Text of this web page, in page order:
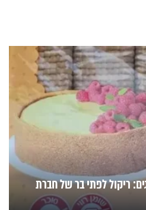
ריקול לפתי בר של חברת